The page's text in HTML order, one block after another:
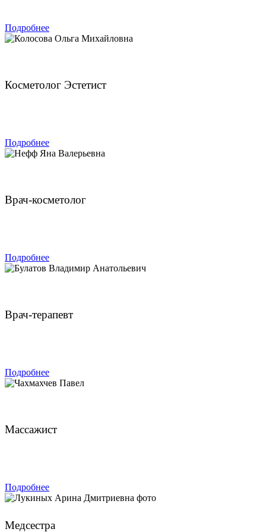
Подробнее
Косметолог Эстетист
Подробнее
Врач-косметолог
Подробнее
Врач-терапевт
Подробнее
Массажист
Подробнее
Медсестра